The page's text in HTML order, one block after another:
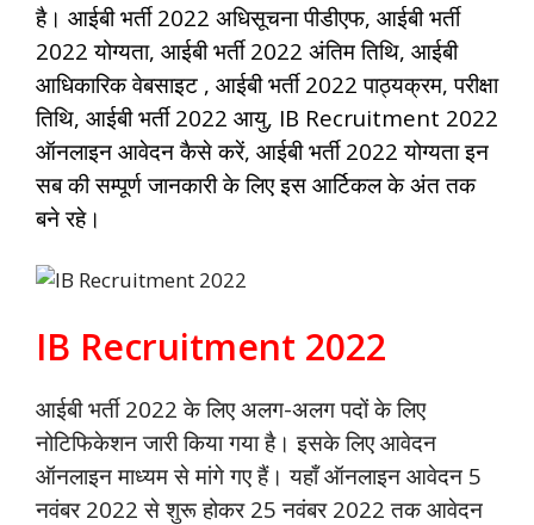
है। आईबी भर्ती 2022 अधिसूचना पीडीएफ, आईबी भर्ती
2022 योग्यता, आईबी भर्ती 2022 अंतिम तिथि, आईबी
आधिकारिक वेबसाइट , आईबी भर्ती 2022 पाठ्यक्रम, परीक्षा
तिथि, आईबी भर्ती 2022 आयु, IB Recruitment 2022
ऑनलाइन आवेदन कैसे करें, आईबी भर्ती 2022 योग्यता इन
सब की सम्पूर्ण जानकारी केलिएइस आर्टिकल के अंत तक
बने रहे।
IB Recruitment 2022
आईबी भर्ती 2022 के लिए अलग-अलग पदों के लिए
नोटिफिकेशन जारी किया गया है। इसके लिए आवेदन
ऑनलाइन माध्यम से मांगे गए हैं। यहाँ ऑनलाइन आवेदन 5
नवंबर 2022 से शुरू होकर 25 नवंबर 2022 तक आवेदन